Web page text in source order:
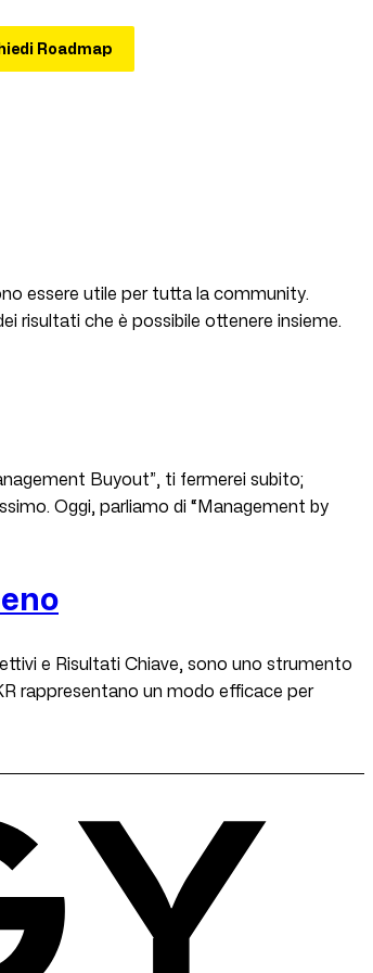
Roadmap
essere utile per tutta la community.
risultati che è possibile ottenere insieme.
Buyout”, ti fermerei subito;
Oggi, parliamo di “Management by
e Risultati Chiave, sono uno strumento
rappresentano un modo efficace per